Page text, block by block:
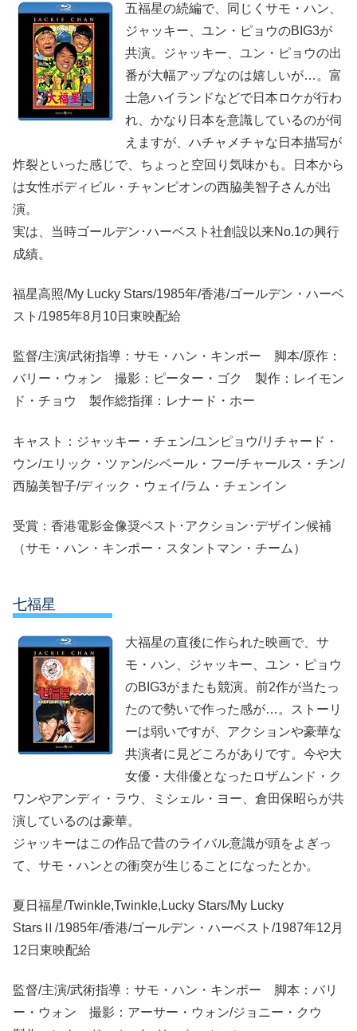
五福星の続編で、同じくサモ・ハン、
ジャッキー、ユン・ピョウのBIG3が
共演。ジャッキー、ユン・ピョウの出
番が大幅アップなのは嬉しいが…。富
士急ハイランドなどで日本ロケが行わ
れ、かなり日本を意識しているのが伺
えますが、ハチャメチャな日本描写が
炸裂といった感じで、ちょっと空回り気味かも。日本から
は女性ボディビル・チャンピオンの西脇美智子さんが出
演。
実は、当時ゴールデン･ハーベスト社創設以来No.1の興行
成績。
福星高照/My Lucky Stars/1985年/香港/ゴールデン・ハーベ
スト/1985年8月10日東映配給
監督/主演/武術指導：サモ・ハン・キンポー 脚本/原作：
バリー・ウォン 撮影：ピーター・ゴク 製作：レイモン
ド・チョウ 製作総指揮：レナード・ホー
キャスト：ジャッキー・チェン/ユンピョウ/リチャード・
ウン/エリック・ツァン/シベール・フー/チャールス・チン/
西脇美智子/ディック・ウェイ/ラム・チェンイン
受賞：香港電影金像奨ベスト･アクション･デザイン候補
（サモ・ハン・キンポー・スタントマン・チーム）
七福星
大福星の直後に作られた映画で、サ
モ・ハン、ジャッキー、ユン・ピョウ
のBIG3がまたも競演。前2作が当たっ
たので勢いで作った感が…。ストーリ
ーは弱いですが、アクションや豪華な
共演者に見どころがありです。今や大
女優・大俳優となったロザムンド・ク
ワンやアンディ・ラウ、ミシェル・ヨー、倉田保昭らが共
演しているのは豪華。
ジャッキーはこの作品で昔のライバル意識が頭をよぎっ
て、サモ・ハンとの衝突が生じることになったとか。
夏日福星/Twinkle,Twinkle,Lucky Stars/My Lucky
StarsⅡ/1985年/香港/ゴールデン・ハーベスト/1987年12月
12日東映配給
監督/主演/武術指導：サモ・ハン・キンポー 脚本：バリ
ー・ウォン 撮影：アーサー・ウォン/ジョニー・クウ